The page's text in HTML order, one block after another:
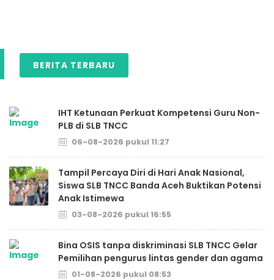
BERITA TERBARU
IHT Ketunaan Perkuat Kompetensi Guru Non-
PLB di SLB TNCC
06-08-2026 pukul 11:27
Tampil Percaya Diri di Hari Anak Nasional,
Siswa SLB TNCC Banda Aceh Buktikan Potensi
Anak Istimewa
03-08-2026 pukul 16:55
Bina OSIS tanpa diskriminasi SLB TNCC Gelar
Pemilihan pengurus lintas gender dan agama
01-08-2026 pukul 08:53